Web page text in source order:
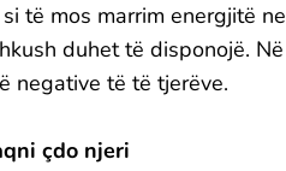
të mos marrim energjitë
duhet të disponojë.
negative të të tjerëve.
çdo njeri